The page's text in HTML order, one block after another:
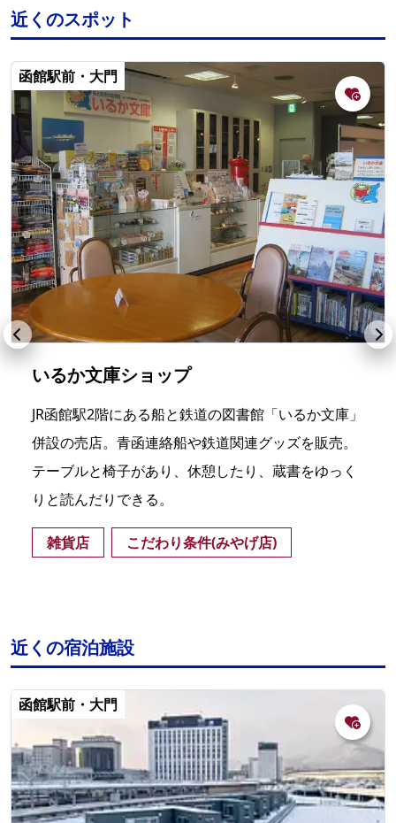
近くのスポット
函館駅前・大門
いるか文庫ショップ
JR函館駅2階にある船と鉄道の図書館「いるか文庫」
併設の売店。青函連絡船や鉄道関連グッズを販売。
テーブルと椅子があり、休憩したり、蔵書をゆっく
りと読んだりできる。
雑貨店 こだわり条件(みやげ店)
近くの宿泊施設
函館駅前・大門